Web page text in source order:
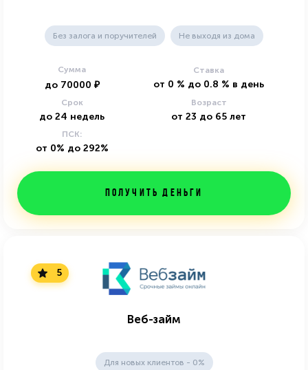
Без залога и поручителей Не выходя из дома
Сумма
до 70000 ₽
Ставка
от 0 % до 0.8 % в день
Срок
до 24 недель
Возраст
от 23 до 65 лет
ПСК:
от 0% до 292%
Получить деньги
5
Веб-займ
Для новых клиентов - 0%